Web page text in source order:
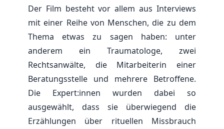
Der Film besteht vor allem aus Interviews
mit einer Reihe von Menschen, die zu dem
Thema etwas zu sagen haben: unter
anderem ein Traumatologe, zwei
Rechtsanwälte, die Mitarbeiterin einer
Beratungsstelle und mehrere Betroffene.
Die Expert:innen wurden dabei so
ausgewählt, dass sie überwiegend die
Erzählungen über rituellen Missbrauch